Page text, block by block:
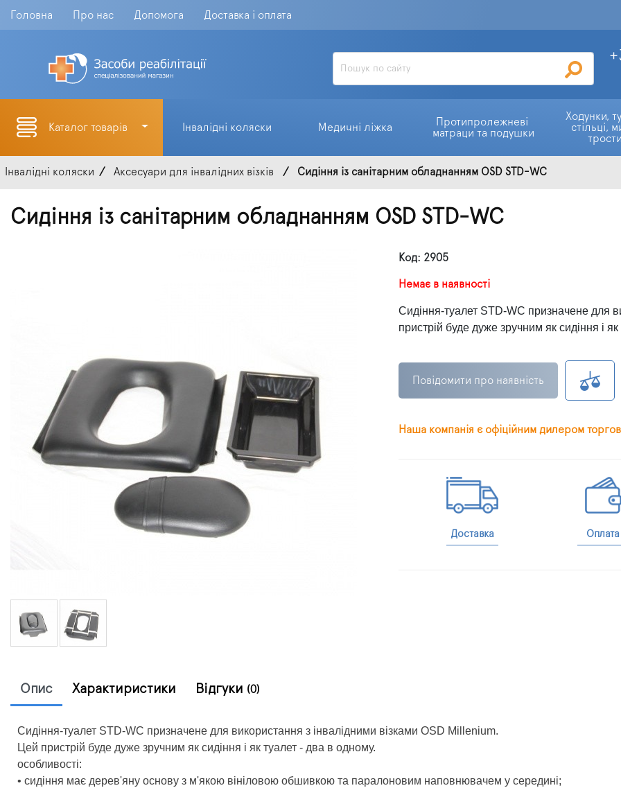
Головна Про нас Допомога Доставка і оплата
Каталог товарів Інвалідні коляски Медичні ліжка
Протипролежневі
матраци та подушки
Ходунки,
стільці,
Інвалідні коляски Аксесуари для інвалідних візків Сидіння із санітарним обладнанням OSD STD-WC
Сидіння із санітарним обладнанням OSD STD-WC
Код: 2905
Немає в наявності
Сидіння-туалет STD-WC призначене для
пристрій буде дуже зручним як сидіння і
Повідомити про наявність
Наша компанія є офіційним дилером
Доставка Оплата
Опис Характиристики Відгуки (0)
Сидіння-туалет STD-WC призначене для використання з інвалідними візками OSD Millenium.
Цей пристрій буде дуже зручним як сидіння і як туалет - два в одному.
особливості:
• сидіння має дерев'яну основу з м'якою вініловою обшивкою та паралоновим наповнювачем у середині;